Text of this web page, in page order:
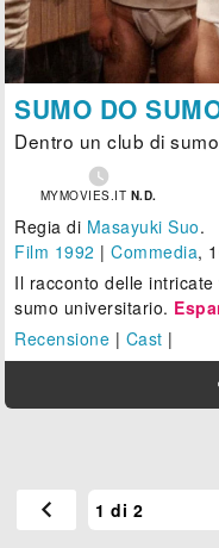
SUMO DO
Dentro un club di

MYMOVIES.IT N.D.
Regia di Masayuki Suo.
Film 1992 |Commedia,
Il racconto delle
sumo universitario.
Recensione | Cast |
chevron_left